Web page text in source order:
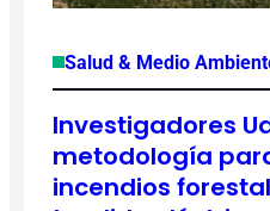
Salud & Medio
Investigadores
metodología
incendios